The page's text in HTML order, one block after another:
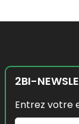
2BI-
Entrez votre